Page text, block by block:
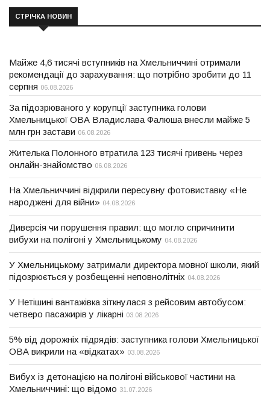
СТРІЧКА НОВИН
Майже 4,6 тисячі вступників на Хмельниччині отримали
рекомендації до зарахування: що потрібно зробити до 11
серпня 06.08.2026
За підозрюваного у корупції заступника голови
Хмельницької ОВА Владислава Фалюша внесли майже 5
млн грн застави 06.08.2026
Жителька Полонного втратила 123 тисячі гривень через
онлайн-знайомство 06.08.2026
На Хмельниччині відкрили пересувну фотовиставку «Не
народжені для війни» 04.08.2026
Диверсія чи порушення правил: що могло спричинити
вибухи на полігоні у Хмельницькому 04.08.2026
У Хмельницькому затримали директора мовної школи, який
підозрюється у розбещенні неповнолітніх 04.08.2026
У Нетішині вантажівка зіткнулася з рейсовим автобусом:
четверо пасажирів у лікарні 03.08.2026
5% від дорожніх підрядів: заступника голови Хмельницької
ОВА викрили на «відкатах» 03.08.2026
Вибух із детонацією на полігоні військової частини на
Хмельниччині: що відомо 31.07.2026